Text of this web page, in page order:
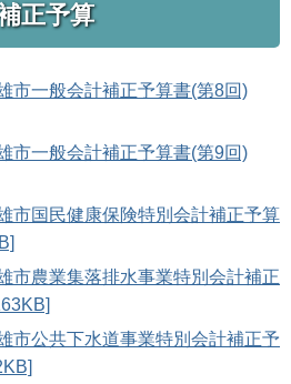
正予算
市一般会計補正予算書(第8回)
市一般会計補正予算書(第9回)
市国民健康保険特別会計補正予算
市農業集落排水事業特別会計補正
市公共下水道事業特別会計補正予